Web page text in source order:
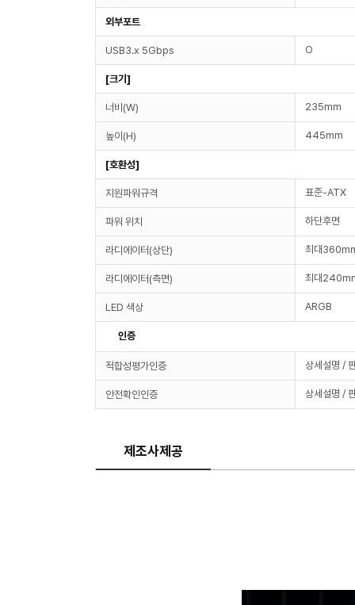
외부포트
USB3.x 5Gbps O
[크기]
너비(W) 235mm
높이(H) 445mm
[호환성]
지원파워규격 표준-ATX
파워 위치 하단후면
라디에이터(상단) 최대
라디에이터(측면) 최대
LED 색상 ARGB
인증
적합성평가인증 상세설명 /
안전확인인증 상세설명 /
제조사제공